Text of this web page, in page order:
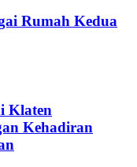
Rumah Kedua
Klaten
Kehadiran